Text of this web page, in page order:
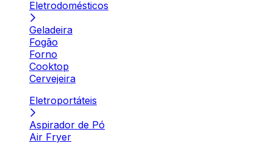
Eletrodomésticos
Geladeira
Fogão
Forno
Cooktop
Cervejeira
Eletroportáteis
Aspirador de Pó
Air Fryer